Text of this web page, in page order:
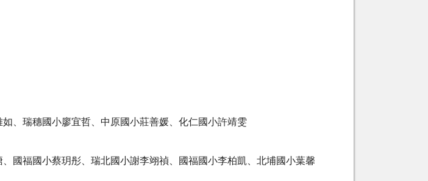
、瑞穗國小廖宜哲、中原國小莊善媛、化仁國小許靖雯
國福國小蔡玥彤、瑞北國小謝李翊禎、國福國小李柏凱、北埔國小葉馨